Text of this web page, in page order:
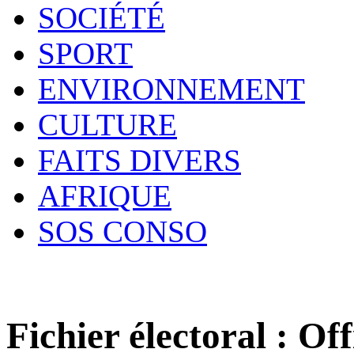
SOCIÉTÉ
SPORT
ENVIRONNEMENT
CULTURE
FAITS DIVERS
AFRIQUE
SOS CONSO
Fichier électoral :